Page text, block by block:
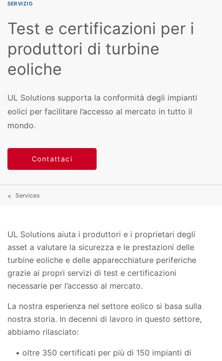
SERVIZIO
Test e certificazioni per i
produttori di turbine
eoliche
UL Solutions supporta la conformità degli impianti
eolici per facilitare l’accesso al mercato in tutto il
mondo.
Contattaci
Services
UL Solutions aiuta i produttori e i proprietari degli
asset a valutare la sicurezza e le prestazioni delle
turbine eoliche e delle apparecchiature periferiche
grazie ai propri servizi di test e certificazioni
necessarie per l’accesso al mercato.
La nostra esperienza nel settore eolico si basa sulla
nostra storia. In decenni di lavoro in questo settore,
abbiamo rilasciato:
oltre 350 certificati per più di 150 impianti di